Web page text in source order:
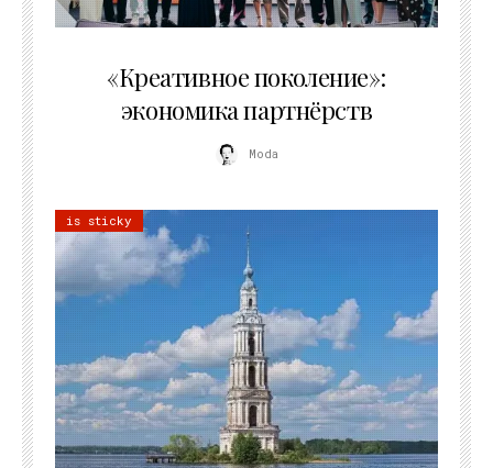
«Креативное поколение»:
экономика партнёрств
Moda
is sticky